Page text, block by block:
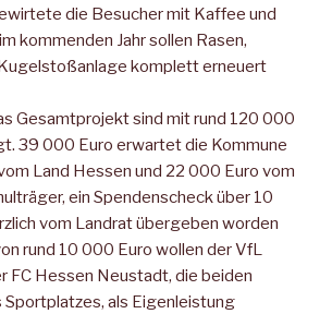
die Besucher mit Kaffee und
kommenden Jahr sollen Rasen,
komplett erneuert
Gesamtprojekt sind mit rund 120 000
39 000 Euro erwartet die Kommune
Land Hessen und 22 000 Euro vom
ein Spendenscheck über 10
vom Landrat übergeben worden
rund 10 000 Euro wollen der VfL
FC Hessen Neustadt, die beiden
als Eigenleistung